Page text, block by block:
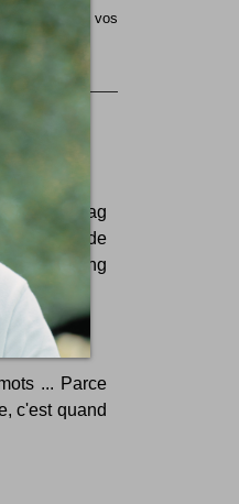
et lisible vos
du hashtag
sommets de
marketing
... Parce
c'est quand